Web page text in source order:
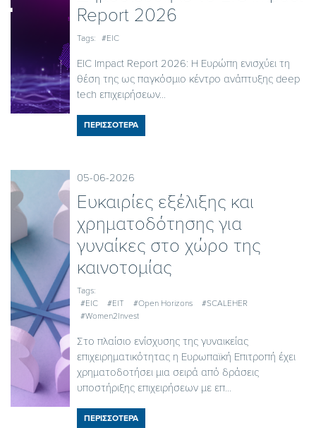
Report 2026
Tags: #EIC
EIC Impact Report 2026: Η Ευρώπη ενισχύει τη
θέση της ως παγκόσμιο κέντρο ανάπτυξης deep
tech επιχειρήσεων...
ΠΕΡΙΣΣΟΤΕΡΑ
05-06-2026
Ευκαιρίες εξέλιξης και
χρηματοδότησης για
γυναίκες στο χώρο της
καινοτομίας
Tags:
#EIC
#EIT #Open Horizons
#SCALEHER
#Women2Invest
Στο πλαίσιο ενίσχυσης της γυναικείας
επιχειρηματικότητας η Ευρωπαϊκή Επιτροπή έχει
χρηματοδοτήσει μια σειρά από δράσεις
υποστήριξης επιχειρήσεων με επ...
ΠΕΡΙΣΣΟΤΕΡΑ